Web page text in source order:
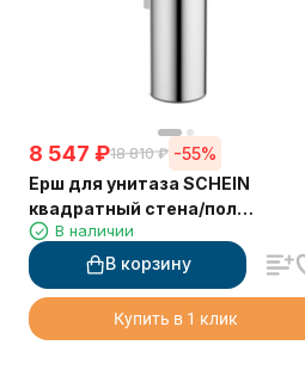
8 547 ₽18 810 ₽ -55%
Ерш для унитаза SCHEIN
квадратный стена/пол
хромированный (9364CH)
В наличии
В корзину
Купить в 1 клик